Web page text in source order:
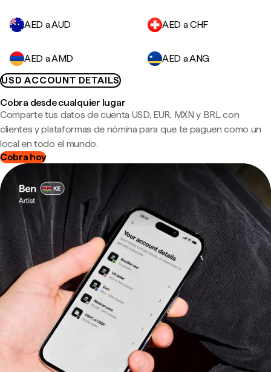
AED a AUD AED a CHF
AED a AMD
AED a ANG
USD ACCOUNT DETAILS
Cobra desde cualquier lugar
Comparte tus datos de cuenta USD, EUR, MXN y BRL con
clientes y plataformas de nómina para que te paguen como un
local en todo el mundo.
Cobra hoy